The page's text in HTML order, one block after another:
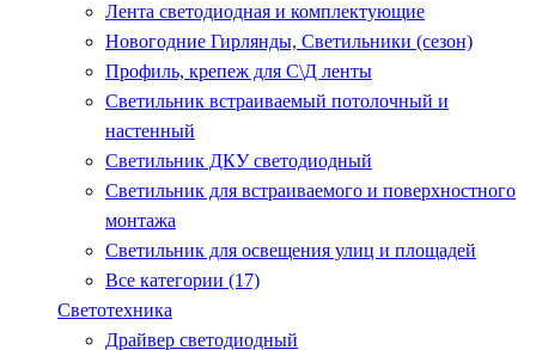
Лента светодиодная и комплектующие
Новогодние Гирлянды, Светильники (сезон)
Профиль, крепеж для С\Д ленты
Светильник встраиваемый потолочный и
настенный
Светильник ДКУ светодиодный
Светильник для встраиваемого и поверхностного
монтажа
Светильник для освещения улиц и площадей
Все категории (17)
Светотехника
Драйвер светодиодный